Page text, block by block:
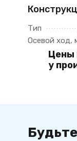
Тип
Осевой ход,
Цены
у